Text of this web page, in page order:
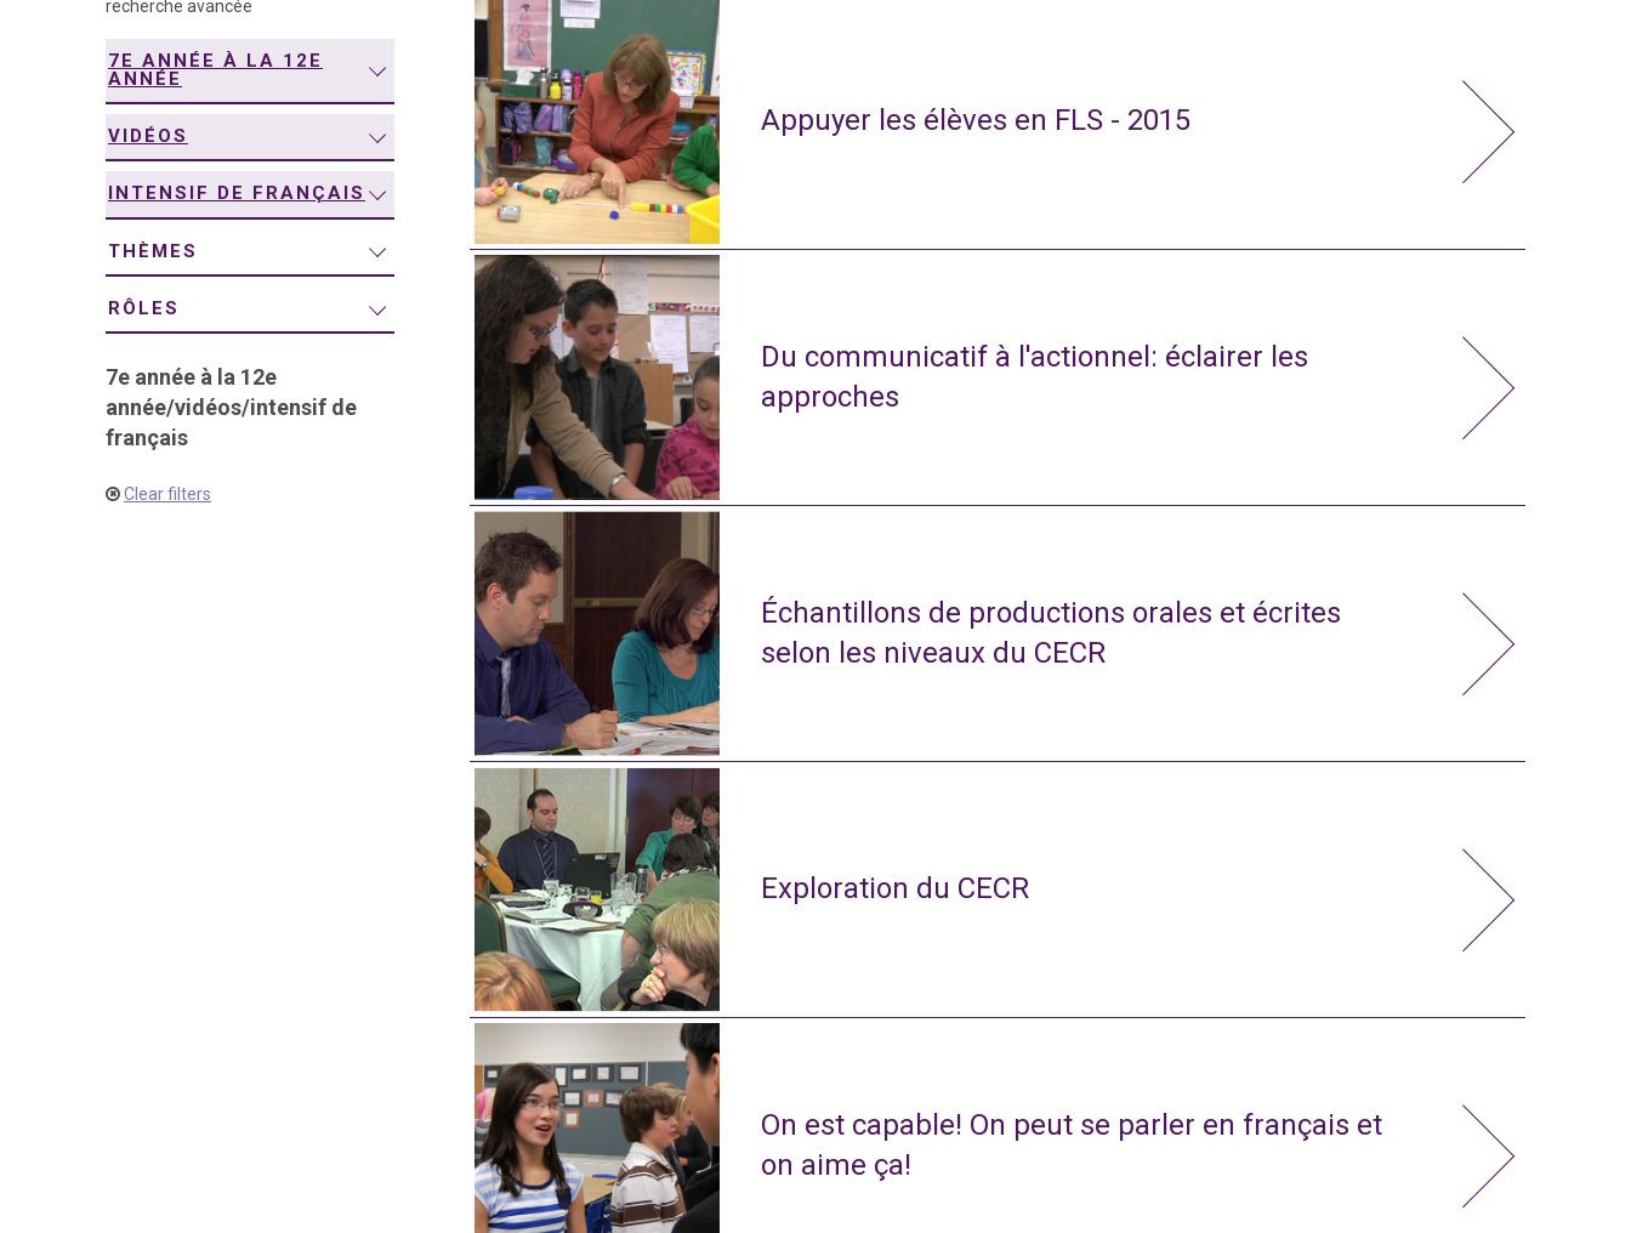
recherche avancée
7E ANNÉE À LA 12E
ANNÉE
VIDÉOS
INTENSIF DE FRANÇAIS
THÈMES
RÔLES
7e année à la 12e
année/vidéos/intensif de
français
Clear filters
Appuyer les élèves en FLS - 2015
Du communicatif à l'actionnel: éclairer les
approches
Échantillons de productions orales et écrites
selon les niveaux du CECR
Exploration du CECR
On est capable! On peut se parler en français et
on aime ça!